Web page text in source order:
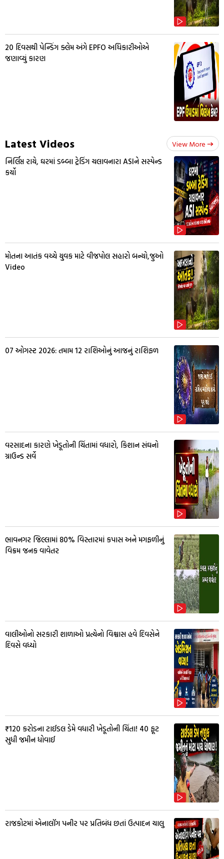
20 દિવસથી પેન્ડિંગ ક્લેમ અંગે EPFO અધિકારીઓએ
જણાવ્યું કારણ
Latest Videos View More
નિર્લિપ્ત રાયે, ઘરમાં ડબ્બા ટ્રેડિંગ ચલાવનારા ASIને સસ્પેન્ડ
કર્યો
મોતના આતંક વચ્ચે યુવક માટે વીજપોલ સહારો બન્યો,જુઓ
Video
07 ઓગસ્ટ 2026: તમામ 12 રાશિઓનું આજનું રાશિફળ
વરસાદના કારણે ખેડૂતોની ચિંતામાં વધારો, કિશાન સંઘનો
ગ્રાઉન્ડ સર્વે
ભાવનગર જિલ્લામાં 80% વિસ્તારમાં કપાસ અને મગફળીનું
વિક્રમ જનક વાવેતર
વાલીઓનો સરકારી શાળાઓ પ્રત્યેનો વિશ્વાસ હવે દિવસેને
દિવસે વધ્યો
₹120 કરોડના ટાઈડલ ડેમે વધારી ખેડૂતોની ચિંતા! 40 ફૂટ
સુધી જમીન ધોવાઈ
રાજકોટમાં એનાલૉગ પનીર પર પ્રતિબંધ છતાં ઉત્પાદન ચાલુ